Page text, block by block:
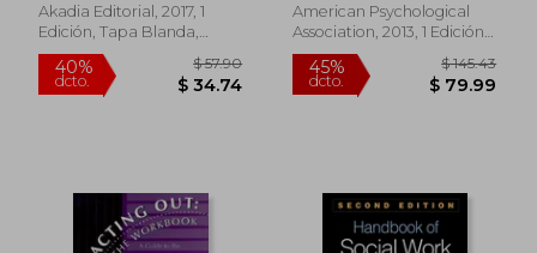
Akadia Editorial, 2017, 1
Edición, Tapa Blanda,
Nuevo
American Psychological
Association, 2013, 1 Edición,
Tapa Dura, Nuevo